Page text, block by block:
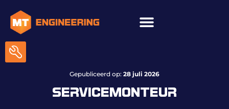
Gepubliceerd op: 28 juli 2026
SERVICEMONTEUR